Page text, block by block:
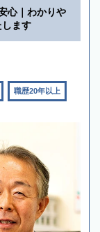
心｜わかりや
ます
職歴20年以上